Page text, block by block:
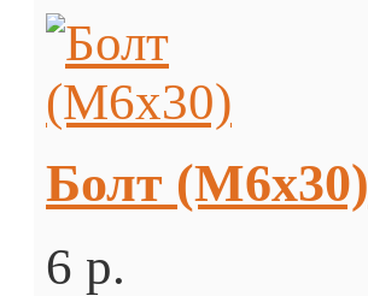
Болт (М6х30)
6 p.